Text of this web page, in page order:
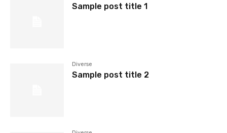
Sample post title 1
Diverse
Sample post title 2